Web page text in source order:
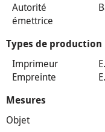
Autorité
émettrice
Types de production
Imprimeur
Empreinte
Mesures
Objet